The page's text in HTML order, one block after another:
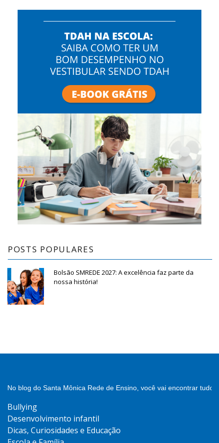
POSTS POPULARES
Bolsão SMREDE 2027: A excelência faz parte da
nossa história!
No blog do Santa Mônica Rede de Ensino, você vai encontrar
Bullying
Desenvolvimento infantil
Dicas, Curiosidades e Educação